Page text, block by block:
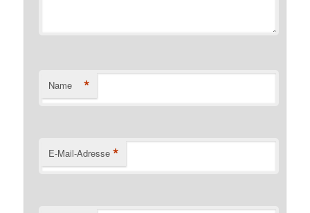
Name *
E-Mail-Adresse *